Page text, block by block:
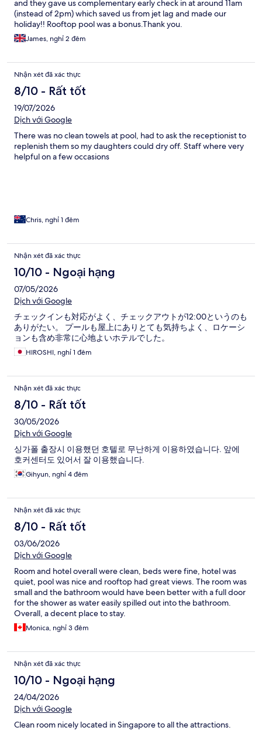
and they gave us complementary early check in at around 11am
(instead of 2pm) which saved us from jet lag and made our
holiday!! Rooftop pool was a bonus.Thank you.
James, nghỉ 2 đêm
Nhận xét đã xác thực
8/10 - Rất tốt
19/07/2026
Dịch với Google
There was no clean towels at pool, had to ask the receptionist to
replenish them so my daughters could dry off. Staff where very
helpful on a few occasions
Chris, nghỉ 1 đêm
Nhận xét đã xác thực
10/10 - Ngoại hạng
07/05/2026
Dịch với Google
チェックインも対応がよく、チェックアウトが12:00というのも
ありがたい。 プールも屋上にありとても気持ちよく、ロケーシ
ョンも含め非常に心地よいホテルでした。
HIROSHI, nghỉ 1 đêm
Nhận xét đã xác thực
8/10 - Rất tốt
30/05/2026
Dịch với Google
싱가폴 출장시 이용했던 호텔로 무난하게 이용하였습니다. 앞에
호커센터도 있어서 잘 이용했습니다.
Gihyun, nghỉ 4 đêm
Nhận xét đã xác thực
8/10 - Rất tốt
03/06/2026
Dịch với Google
Room and hotel overall were clean, beds were fine, hotel was
quiet, pool was nice and rooftop had great views. The room was
small and the bathroom would have been better with a full door
for the shower as water easily spilled out into the bathroom.
Overall, a decent place to stay.
Monica, nghỉ 3 đêm
Nhận xét đã xác thực
10/10 - Ngoại hạng
24/04/2026
Dịch với Google
Clean room nicely located in Singapore to all the attractions.